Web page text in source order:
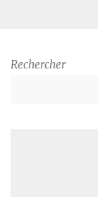
Rechercher